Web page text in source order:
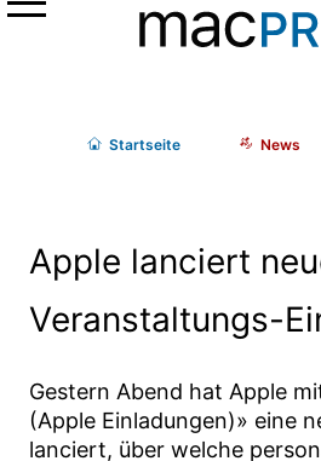
Menü
Startseite News
Apple lanciert
Veranstaltungs-
Gestern Abend hat Apple
(Apple Einladungen)» eine
lanciert, über welche